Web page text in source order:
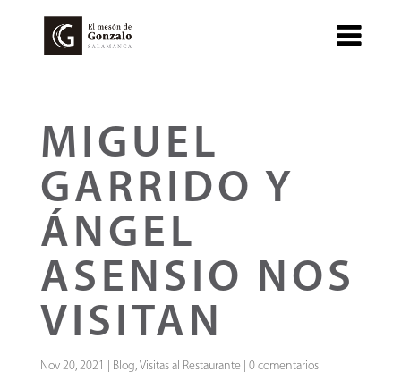
MIGUEL
GARRIDO Y
ÁNGEL
ASENSIO NOS
VISITAN
Nov 20, 2021 Blog, Visitas al Restaurante 0 comentarios